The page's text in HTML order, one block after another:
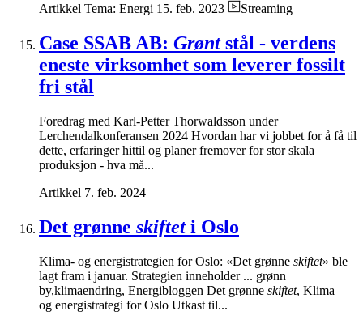
Artikkel Tema: Energi 15. feb. 2023 Streaming
Case SSAB AB: Grøntstål - verdens
eneste virksomhet som leverer fossilt
fri stål
Foredrag med Karl-Petter Thorwaldsson under
Lerchendalkonferansen 2024 Hvordan har vi jobbet for å få til
dette, erfaringer hittil og planer fremover for stor skala
produksjon - hva må...
Artikkel 7. feb. 2024
Det grønne skifteti Oslo
Klima- og energistrategien for Oslo: «Det grønne skiftet» ble
lagt fram i januar. Strategien inneholder ... grønn
by,klimaendring, Energibloggen Det grønne skiftet, Klima –
og energistrategi for Oslo Utkast til...